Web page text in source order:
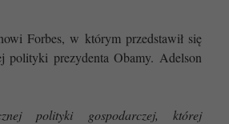
Forbes, w którym przedstawił się
polityki prezydenta Obamy. Adelson
polityki gospodarczej, której